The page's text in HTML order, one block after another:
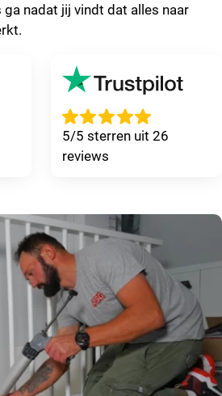
nadat jij vindt dat alles naar
5/5 sterren uit 26
reviews